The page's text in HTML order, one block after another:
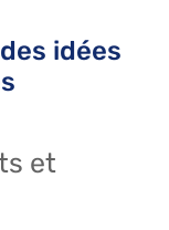
idées
et